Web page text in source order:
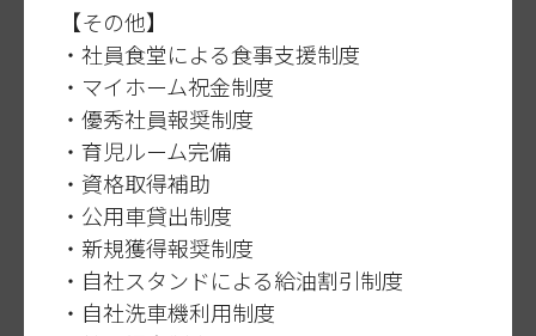
【その他】
・社員食堂による食事支援制度
・マイホーム祝金制度
・優秀社員報奨制度
・育児ルーム完備
・資格取得補助
・公用車貸出制度
・新規獲得報奨制度
・自社スタンドによる給油割引制度
・自社洗車機利用制度